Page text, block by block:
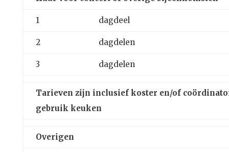
1 dagdeel
2 dagdelen
3 dagdelen
Tarieven zijn inclusief koster en/of
gebruik keuken
Overigen